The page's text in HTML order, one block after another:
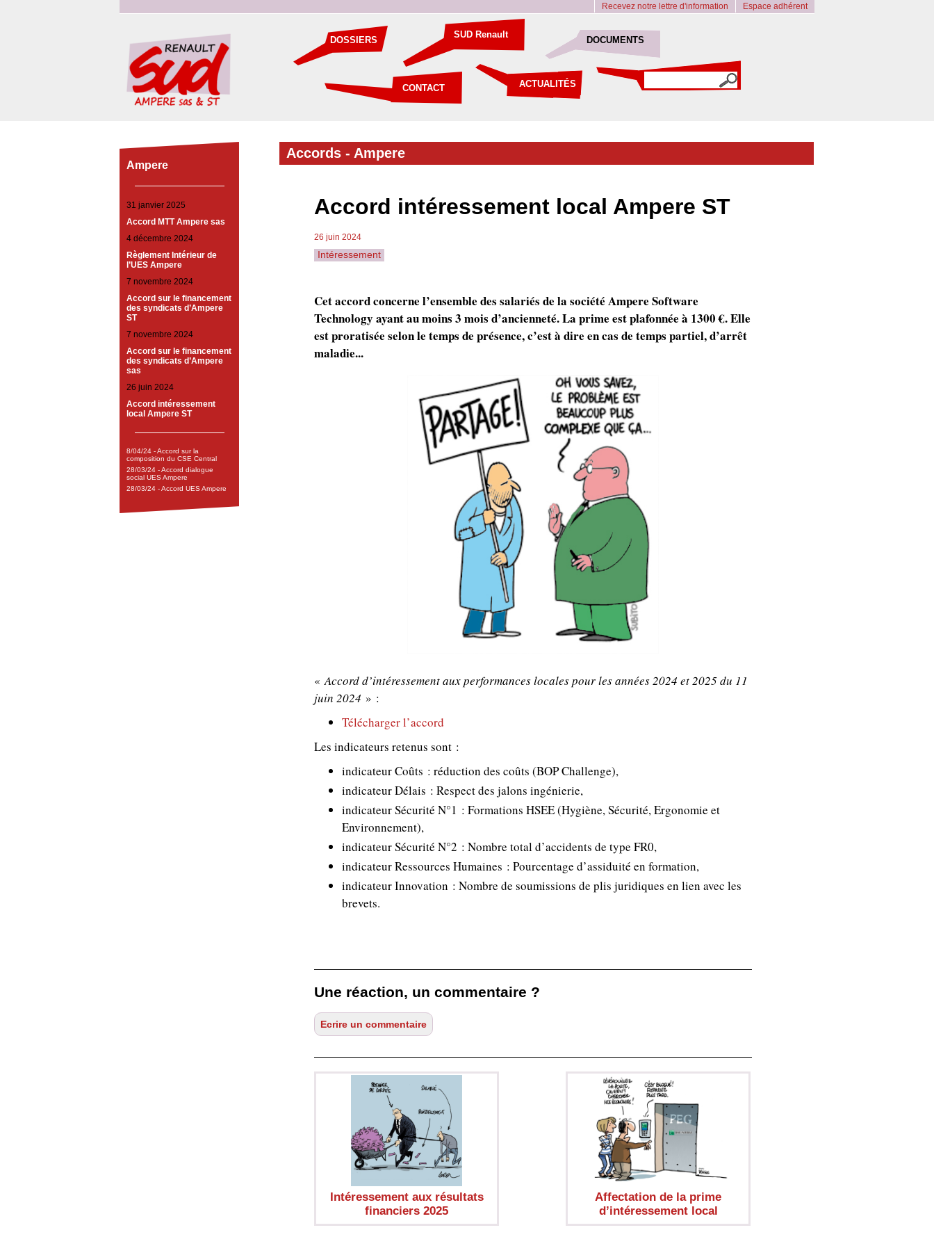
Espace adhérent
Recevez notre lettre d'information
SUD Renault
ACTUALITÉS
DOSSIERS
CONTACT
DOCUMENTS
Ampere
31 janvier 2025
Accord MTT Ampere sas
4 décembre 2024
Règlement Intérieur de
l’UES Ampere
7 novembre 2024
Accord sur le financement
des syndicats d’Ampere
ST
7 novembre 2024
Accord sur le financement
des syndicats d’Ampere
sas
26 juin 2024
Accord intéressement
local Ampere ST
8/04/24 - Accord sur la
composition du CSE Central
28/03/24 - Accord dialogue
social UES Ampere
28/03/24 - Accord UES Ampere
Accords - Ampere
Accord intéressement local Ampere ST
26 juin 2024
Intéressement
Cet accord concerne l’ensemble des salariés de la société Ampere Software
Technology ayant au moins 3 mois d’ancienneté. La prime est plafonnée à 1300 €. Elle
est proratisée selon le temps de présence, c’est à dire en cas de temps partiel, d’arrêt
maladie...
«Accord d’intéressement aux performances locales pour les années 2024 et 2025 du 11
juin 2024 » :
Télécharger l’accord
Les indicateurs retenus sont :
indicateur Coûts : réduction des coûts (BOP Challenge),
indicateur Délais : Respect des jalons ingénierie,
indicateur Sécurité N°1 : Formations HSEE (Hygiène, Sécurité, Ergonomie et
Environnement),
indicateur Sécurité N°2 : Nombre total d’accidents de type FR0,
indicateur Ressources Humaines : Pourcentage d’assiduité en formation,
indicateur Innovation : Nombre de soumissions de plis juridiques en lien avec les
brevets.
Une réaction, un commentaire ?
Intéressement aux résultats
financiers 2025
Affectation de la prime
d’intéressement local